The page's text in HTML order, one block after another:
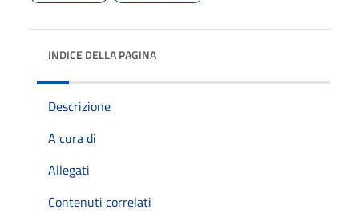
INDICE DELLA PAGINA
Descrizione
A cura di
Allegati
Contenuti correlati